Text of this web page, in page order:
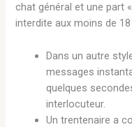
chat général et une part
interdite aux moins de 18
Dans un autre
messages
quelques
interlocuteur.
Un trentenaire a